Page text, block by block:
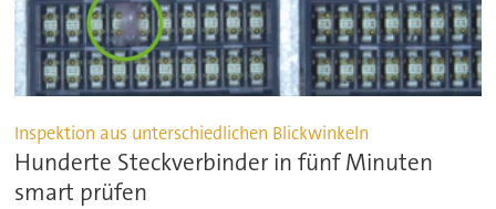
Inspektion aus unterschiedlichen Blickwinkeln
Hunderte Steckverbinder in fünf Minuten
smart prüfen